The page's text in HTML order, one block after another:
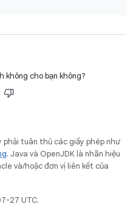
không cho bạn không?
phải tuân thủ các giấy phép như
. Java và OpenJDK là nhãn hiệu
và/hoặc đơn vị liên kết của
27 UTC.